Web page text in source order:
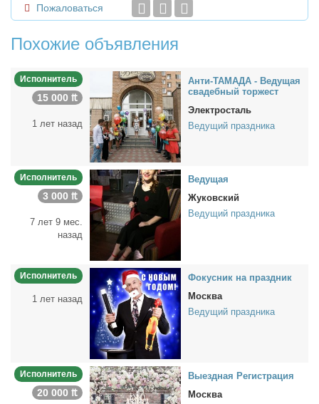
Пожаловаться
Похожие объявления
Исполнитель
15 000 ₶
1 лет назад
Ан­ти-ТАМАДА - Ве­ду­щая
сва­деб­ный тор­жест
Электросталь
Ведущий праздника
Исполнитель
3 000 ₶
7 лет 9 мес.
назад
Ве­ду­щая
Жуковский
Ведущий праздника
Исполнитель
1 лет назад
Фо­кус­ник на празд­ник
Москва
Ведущий праздника
Исполнитель
20 000 ₶
Вы­езд­ная Ре­ги­стра­ция
Москва